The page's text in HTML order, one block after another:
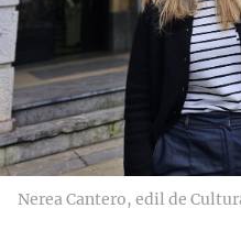
Nerea Cantero, edil de